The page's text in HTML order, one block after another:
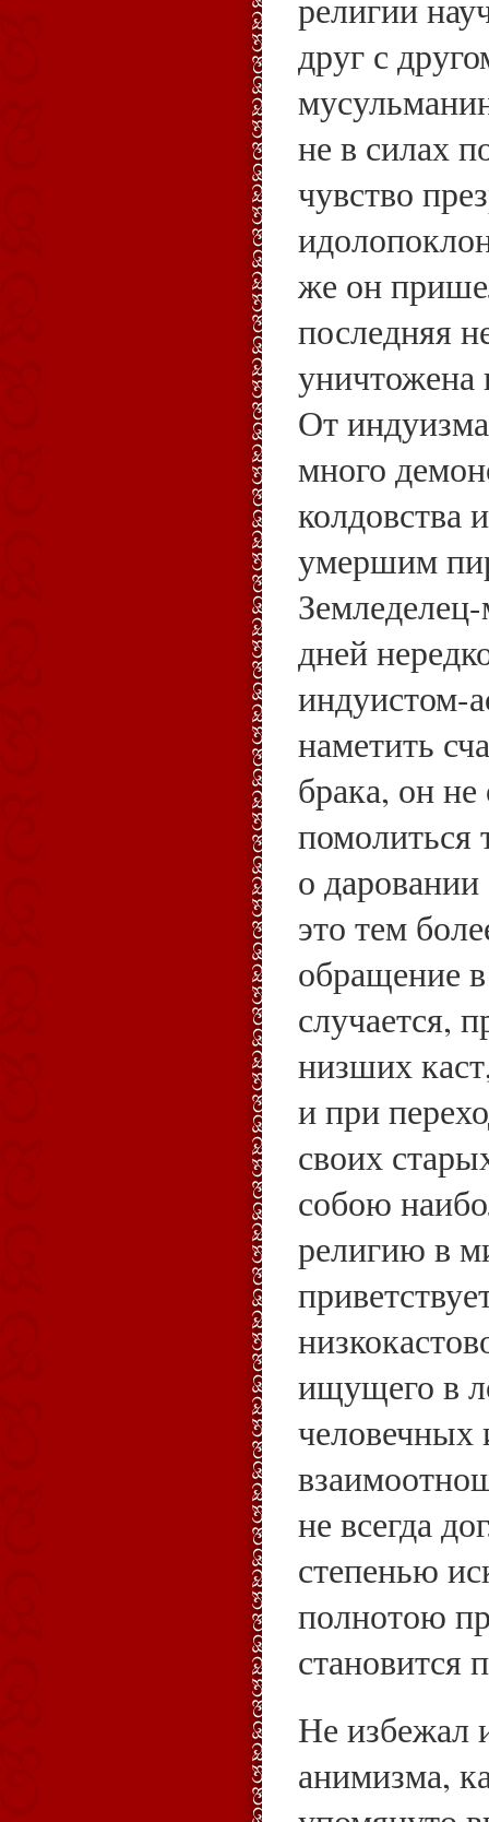
религии
друг с
не в силах
чувство
же он
последняя
уничтожена
От
много
колдовства
умершим
дней
индуистом-
наметить
брака, он не
помолиться
о
это тем
обращение
случается,
низших
и при
своих
собою
религию в
ищущего в
человечных
не всегда
степенью
полнотою
становится
Не избежал
анимизма,